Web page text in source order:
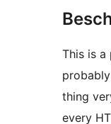
This is a
thing
every